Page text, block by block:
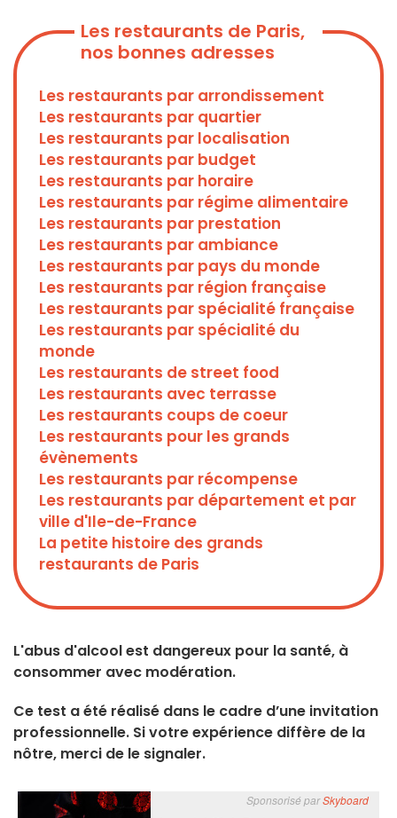
Les restaurants de Paris,
nos bonnes adresses
Les restaurants par arrondissement
Les restaurants par quartier
Les restaurants par localisation
Les restaurants par budget
Les restaurants par horaire
Les restaurants par régime alimentaire
Les restaurants par prestation
Les restaurants par ambiance
Les restaurants par pays du monde
Les restaurants par région française
Les restaurants par spécialité française
Les restaurants par spécialité du
monde
Les restaurants de street food
Les restaurants avec terrasse
Les restaurants coups de coeur
Les restaurants pour les grands
évènements
Les restaurants par récompense
Les restaurants par département et par
ville d'Ile-de-France
La petite histoire des grands
restaurants de Paris
L'abus d'alcool est dangereux pour la santé, à
consommer avec modération.
Ce test a été réalisé dans le cadre d’une invitation
professionnelle. Si votre expérience diffère de la
nôtre, merci de le signaler.